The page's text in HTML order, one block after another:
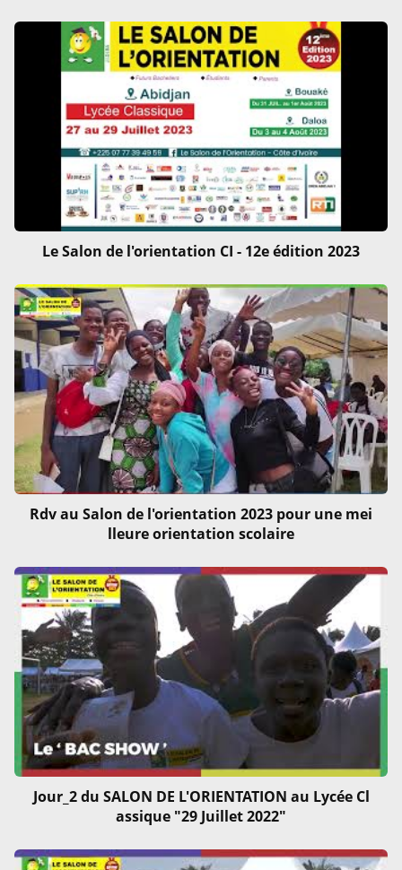
Le Salon de l'orientation CI - 12e édition 2023
Rdv au Salon de l'orientation 2023 pour une mei
lleure orientation scolaire
Jour_2 du SALON DE L'ORIENTATION au Lycée Cl
assique "29 Juillet 2022"